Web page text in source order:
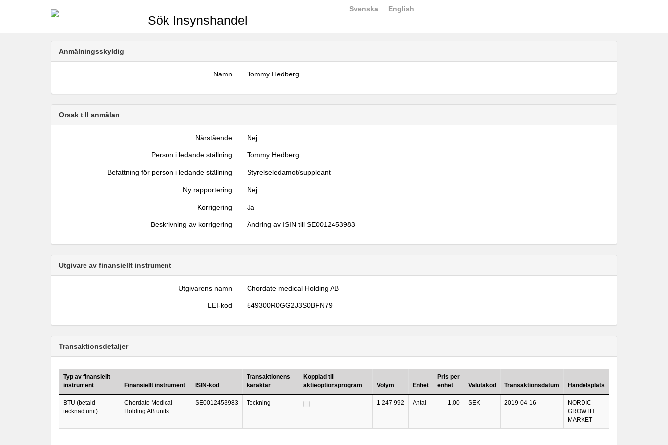
Sök Insynshandel
Svenska English
Anmälningsskyldig
Namn Tommy Hedberg
Orsak till anmälan
Närstående Nej
Person i ledande ställning Tommy Hedberg
Befattning för person i ledande ställning Styrelseledamot/suppleant
Ny rapportering Nej
Korrigering Ja
Beskrivning av korrigering Ändring av ISIN till SE0012453983
Utgivare av finansiellt instrument
Utgivarens namn Chordate medical Holding AB
LEI-kod 549300R0GG2J3S0BFN79
Transaktionsdetaljer
Typ av finansiellt
instrument
Finansiellt instrument ISIN-kod
Transaktionens
karaktär
Kopplad till
aktieoptionsprogram
Volym Enhet
Pris per
enhet
Valutakod Transaktionsdatum Handelsplats
BTU (betald
tecknad unit)
Chordate Medical
Holding AB units
SE0012453983 Teckning 1 247 992 Antal 1,00 SEK 2019-04-16
NORDIC
GROWTH
MARKET